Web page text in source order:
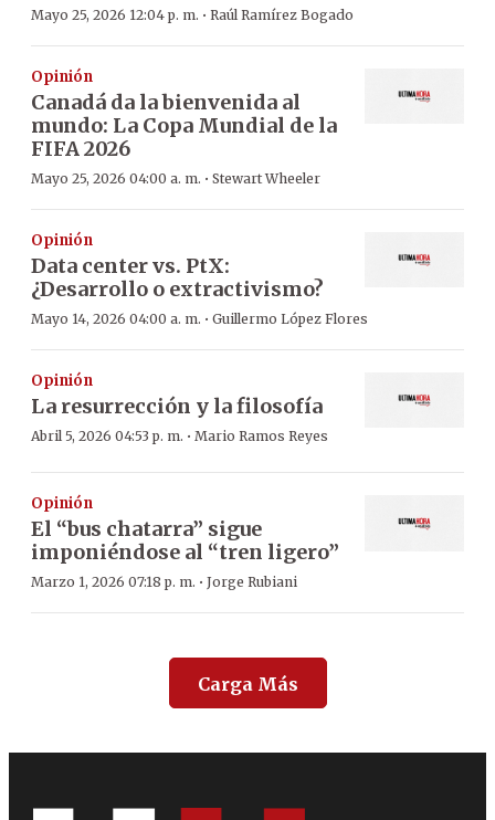
Mayo 25, 2026 12:04 p. m. · Raúl Ramírez Bogado
Opinión
Canadá da la bienvenida al
mundo: La Copa Mundial de la
FIFA 2026
Mayo 25, 2026 04:00 a. m. · Stewart Wheeler
Opinión
Data center vs. PtX:
¿Desarrollo o extractivismo?
Mayo 14, 2026 04:00 a. m. · Guillermo López Flores
Opinión
La resurrección y la filosofía
Abril 5, 2026 04:53 p. m. · Mario Ramos Reyes
Opinión
El “bus chatarra” sigue
imponiéndose al “tren ligero”
Marzo 1, 2026 07:18 p. m. · Jorge Rubiani
Carga Más